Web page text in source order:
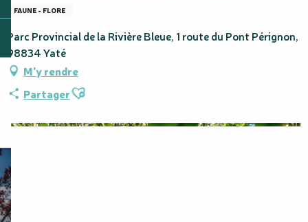
FAUNE - FLORE
Parc Provincial de la Rivière Bleue, 1 route du Pont Pérignon,
98834 Yaté
M'y rendre
PartagerAjouter aux favoris